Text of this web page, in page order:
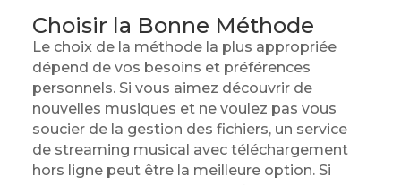
Choisir la Bonne Méthode
Le choix de la méthode la plus appropriée
dépend de vos besoins et préférences
personnels. Si vous aimez découvrir de
nouvelles musiques et ne voulez pas vous
soucier de la gestion des fichiers, un service
de streaming musical avec téléchargement
hors ligne peut être la meilleure option. Si